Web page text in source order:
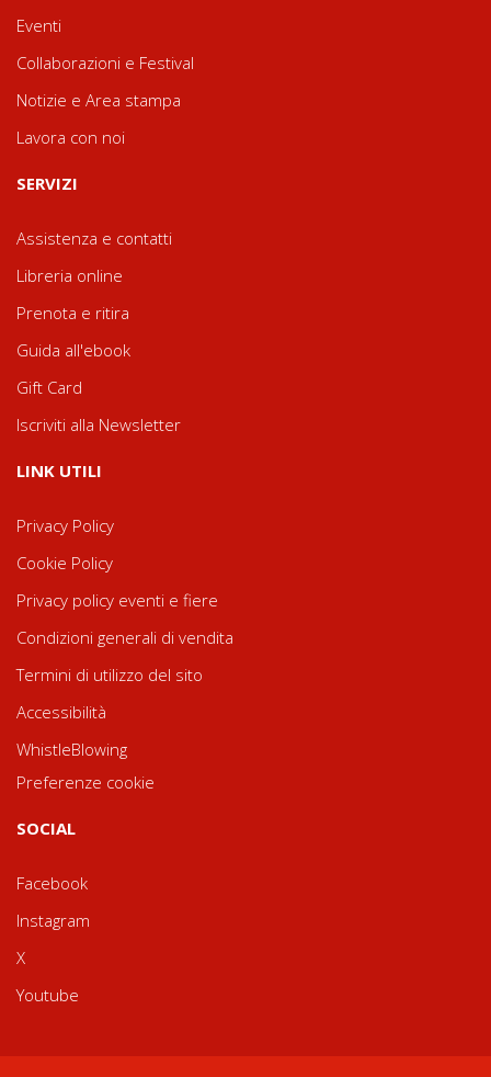
Eventi
Collaborazioni e Festival
Notizie e Area stampa
Lavora con noi
SERVIZI
Assistenza e contatti
Libreria online
Prenota e ritira
Guida all'ebook
Gift Card
Iscriviti alla Newsletter
LINK UTILI
Privacy Policy
Cookie Policy
Privacy policy eventi e fiere
Condizioni generali di vendita
Termini di utilizzo del sito
Accessibilità
WhistleBlowing
Preferenze cookie
SOCIAL
Facebook
Instagram
X
Youtube